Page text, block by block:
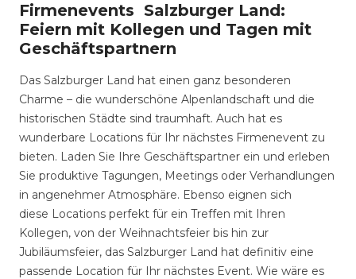
Firmenevents Salzburger Land:
Feiern mit Kollegen und Tagen mit
Geschäftspartnern
Das Salzburger Land hat einen ganz besonderen
Charme – die wunderschöne Alpenlandschaft und die
historischen Städte sind traumhaft. Auch hat es
wunderbare Locations für Ihr nächstes Firmenevent zu
bieten. Laden Sie Ihre Geschäftspartner ein und erleben
Sie produktive Tagungen, Meetings oder Verhandlungen
in angenehmer Atmosphäre. Ebenso eignen sich
diese Locations perfekt für ein Treffen mit Ihren
Kollegen, von der Weihnachtsfeier bis hin zur
Jubiläumsfeier, das Salzburger Land hat definitiv eine
passende Location für Ihr nächstes Event. Wie wäre es